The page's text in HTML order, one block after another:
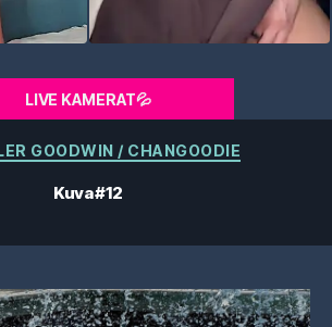
LIVE KAMERAT💦
Kategoriat
GOODWIN / CHANGOODIE
Kuva #12